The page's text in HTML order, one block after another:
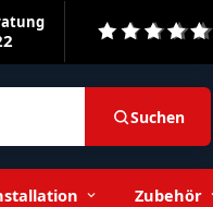
Suchen
Zubehör